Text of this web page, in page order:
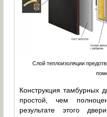
Слой теплоизоляции
Конструкция тамбурных
простой, чем
результате этого